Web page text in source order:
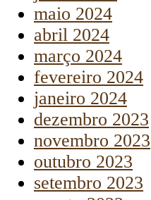
maio 2024
abril 2024
março 2024
fevereiro 2024
janeiro 2024
dezembro 2023
novembro 2023
outubro 2023
setembro 2023